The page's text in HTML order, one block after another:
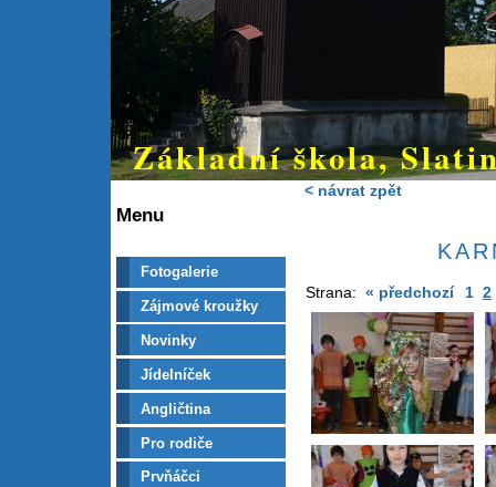
Základní škola,
Menu
Fotogalerie
Zájmové kroužky
Novinky
Jídelníček
Angličtina
Pro rodiče
Prvňáčci
< návrat zpět
Strana: « předchozí 1 2